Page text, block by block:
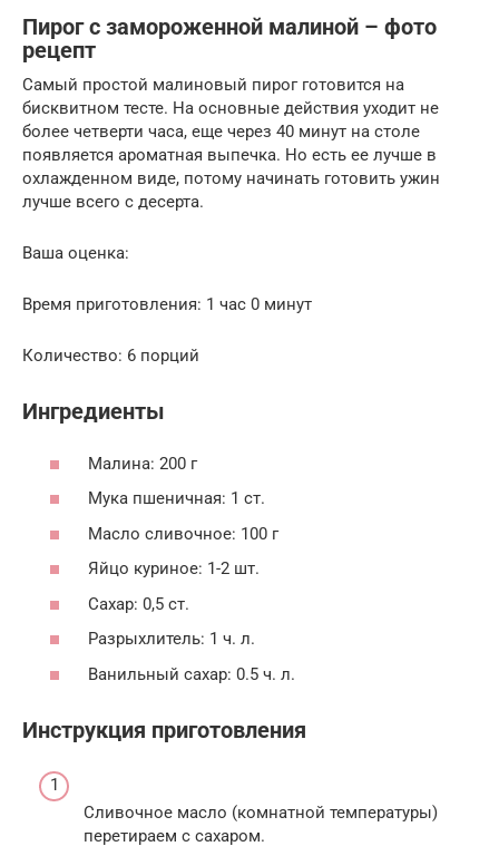
Пирог с замороженной малиной – фото
рецепт
Самый простой малиновый пирог готовится на
бисквитном тесте. На основные действия уходит не
более четверти часа, еще через 40 минут на столе
появляется ароматная выпечка. Но есть ее лучше в
охлажденном виде, потому начинать готовить ужин
лучше всего с десерта.
Ваша оценка:
Время приготовления: 1 час 0 минут
Количество: 6 порций
Ингредиенты
Малина: 200 г
Мука пшеничная: 1 ст.
Масло сливочное: 100 г
Яйцо куриное: 1-2 шт.
Сахар: 0,5 ст.
Разрыхлитель: 1 ч. л.
Ванильный сахар: 0.5 ч. л.
Инструкция приготовления
Сливочное масло (комнатной температуры)
перетираем с сахаром.